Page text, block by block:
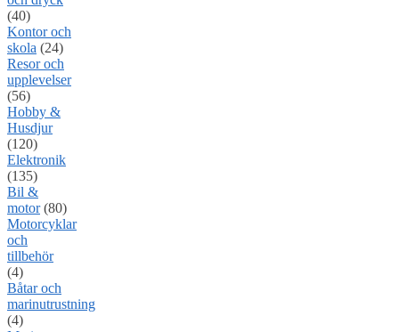
(40)
Kontor och
skola (24)
Resor och
upplevelser
(56)
Hobby &
Husdjur
(120)
Elektronik
(135)
Bil &
motor (80)
Motorcyklar
och
tillbehör
(4)
Båtar och
marinutrustning
(4)